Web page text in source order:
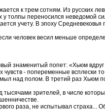
к трем сотням. Из русских
толпы переносился неведомой
учету. В эпоху
человек весил меньше
знаменитый попет: «Хьюм вдруг
- попеременные всплески
над полом. В третий раз Хьюм
зрителей, в числе
раза, не испытывал страха...